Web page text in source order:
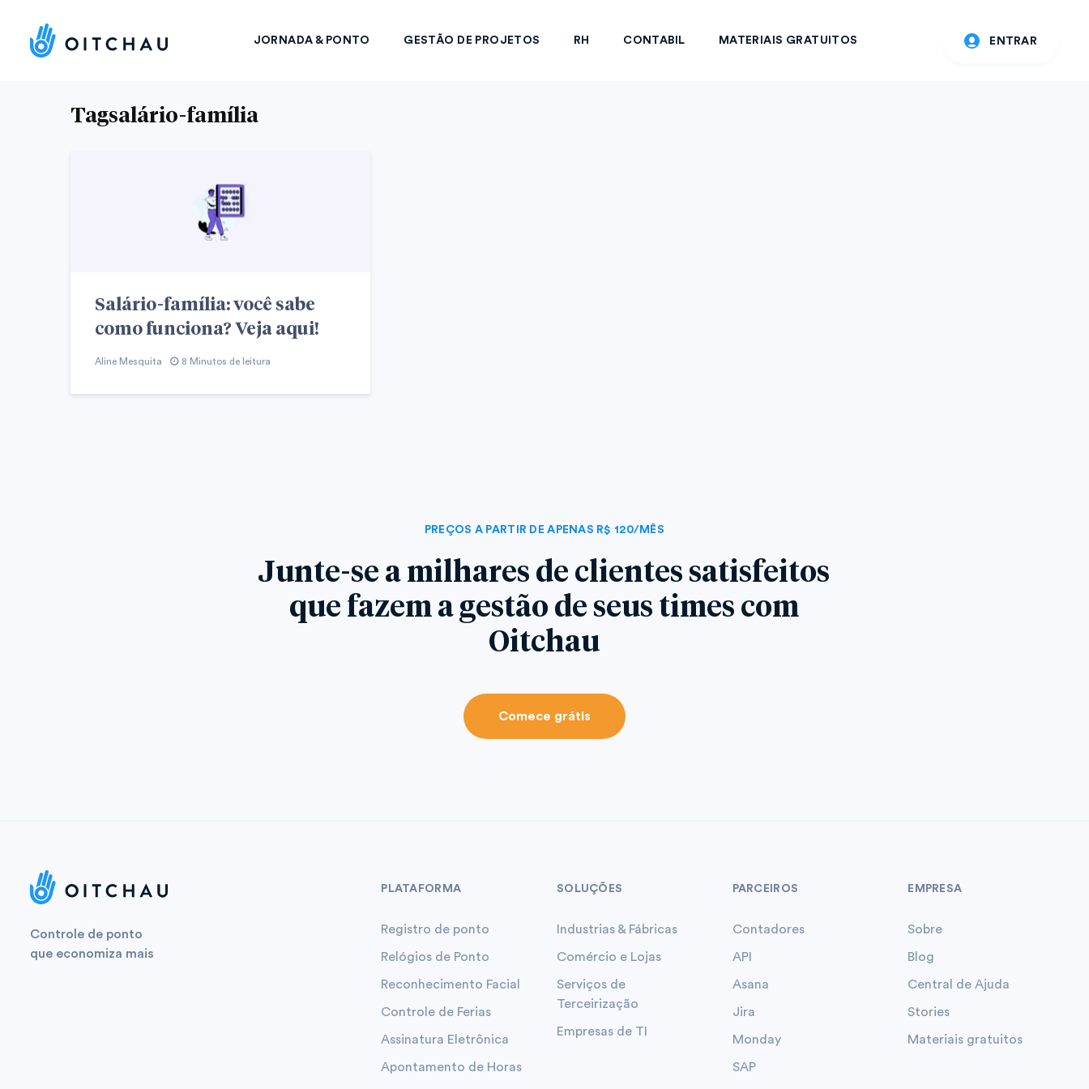
JORNADA & PONTO GESTÃO DE PROJETOS RH CONTABIL MATERIAIS GRATUITOS ENTRAR
Tagsalário-família
Salário-família: você sabe
como funciona? Veja aqui!
Aline Mesquita 8 Minutos de leitura
PREÇOS A PARTIR DE APENAS R$ 120/MÊS
Junte-se a milhares de clientes satisfeitos
que fazem a gestão de seus times com
Oitchau
Comece grátis
Controle de ponto
que economiza mais
PLATAFORMA
Registro de ponto
Relógios de Ponto
Reconhecimento Facial
Controle de Ferias
Assinatura Eletrônica
Apontamento de Horas
SOLUÇÕES
Industrias & Fábricas
Comércio e Lojas
Serviços de
Terceirização
Empresas de TI
PARCEIROS
Contadores
API
Asana
Jira
Monday
SAP
EMPRESA
Sobre
Blog
Central de Ajuda
Stories
Materiais gratuitos